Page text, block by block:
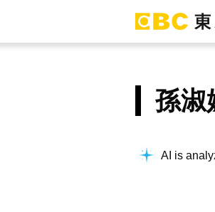
孫淑
AI is